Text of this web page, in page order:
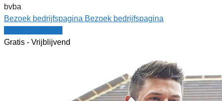
bvba
Bezoek bedrijfspagina Bezoek bedrijfspagina
Gratis - Vrijblijvend